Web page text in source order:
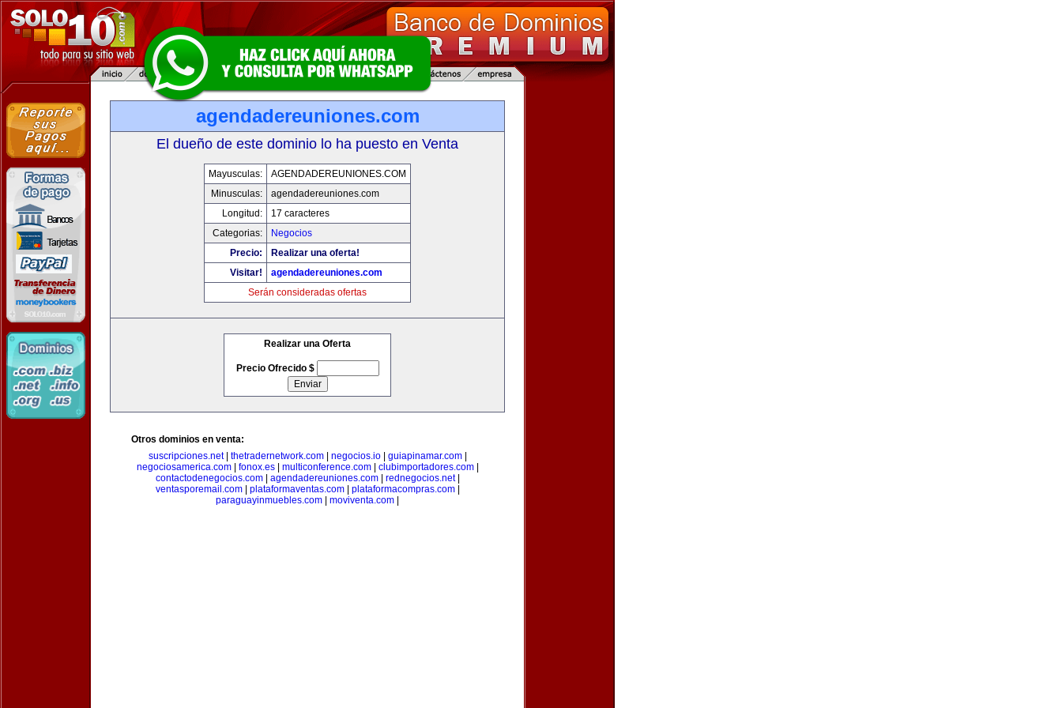
agendadereuniones.com
El dueño de este dominio lo ha puesto en Venta
Mayusculas:
AGENDADEREUNIONES.COM
Minusculas:
agendadereuniones.com
Longitud:
17 caracteres
Categorias:
Negocios
Precio:
Realizar una oferta!
Visitar!
agendadereuniones.com
Serán consideradas ofertas
Realizar una Oferta
Precio Ofrecido $
Otros dominios en venta:
suscripciones.net| thetradernetwork.com| negocios.io| guiapinamar.com|
negociosamerica.com| fonox.es| multiconference.com| clubimportadores.com|
contactodenegocios.com| agendadereuniones.com| rednegocios.net|
ventasporemail.com| plataformaventas.com| plataformacompras.com|
paraguayinmuebles.com
moviventa.com